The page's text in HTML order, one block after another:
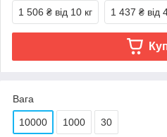
1 506 ₴ від 10 кг 1 437 ₴ від
Вага
10000 1000 30